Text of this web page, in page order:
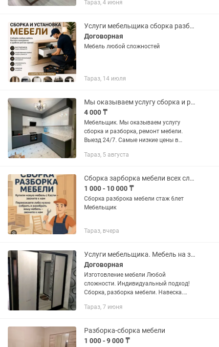
Тараз, 4 июня
Услуги мебельщика сборка разборка
Договорная
Мебель любой сложностей
Тараз, 14 июля
Мы оказываем услугу сборка и разборка, ремонт мебели.
4 000 ₸
Мебельщик. Мы оказываем услугу
сборка и разборка, ремонт мебели.
Выезд 24/7. Самые низкие цены в
Тараз, 5 августа
Сборка зарборка мебели всех сложности мебельщик
1 000 - 10 000 ₸
Сборка разброка мебели стаж 6лет
Мебельщик
Тараз, вчера
Услуги мебельщика. Мебель на заказ
Договорная
Изготовление мебели Любой
сложности. Индивидуальный подход!
Сборка, разборка мебели. Навеска.
Тараз, 7 июня
Разборка-сборка мебели
1 000 - 9 000 ₸